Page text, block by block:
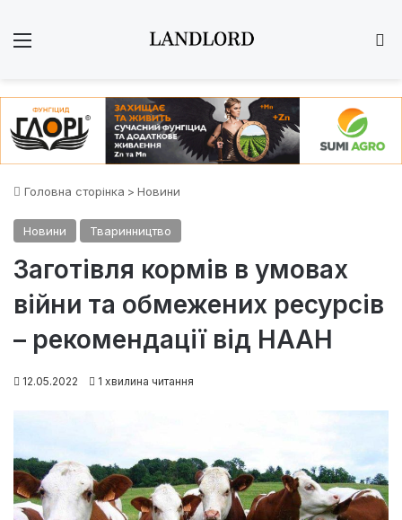
Головна сторінка > Новини
Новини Тваринництво
Заготівля кормів в умовах
війни та обмежених ресурсів
– рекомендації від НААН
12.05.2022 1 хвилина читання